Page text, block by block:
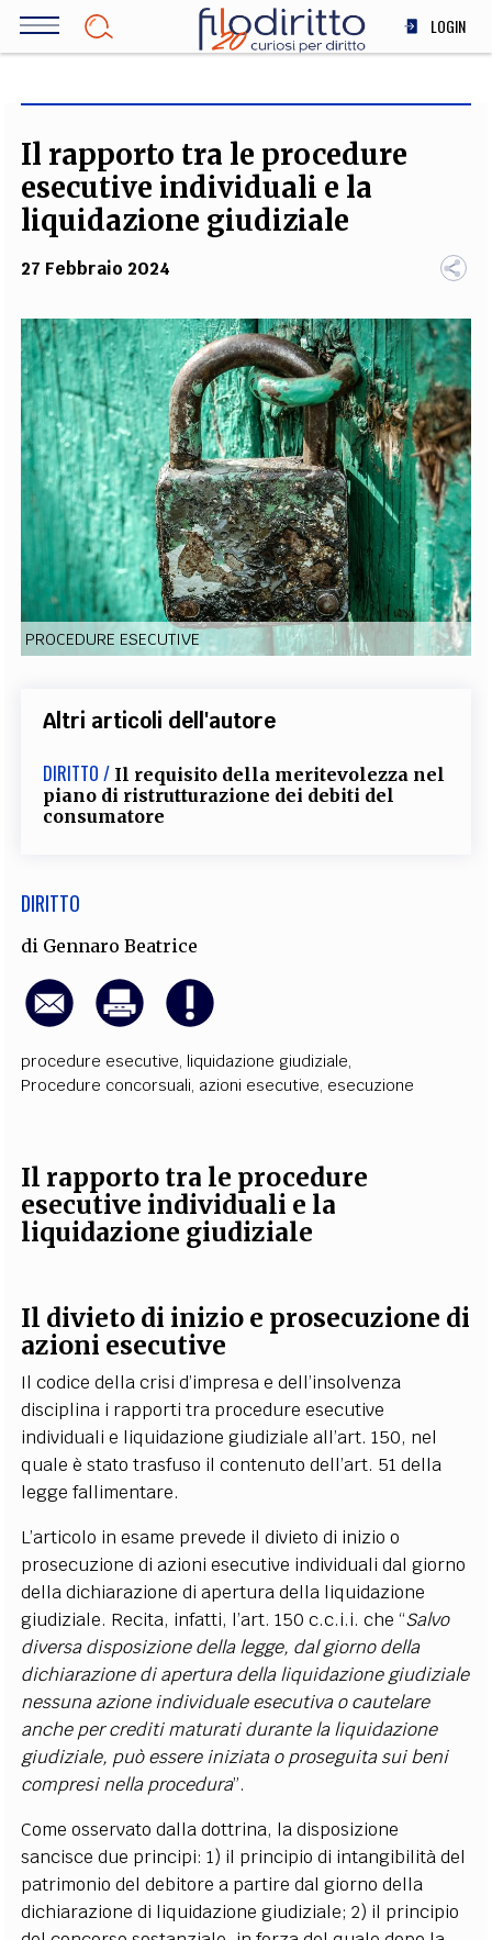
Salta
LOGIN
SOCIETÀ
MEDICINA
SCIENZA
STORIA E FILOSOFIA
TEAM
FILODIRITTO REDAZIONE COMITATO SCIENTIFICO AUTORI CURATORI
FOTOGRAFI PARTNER COLLABORA CON NOI
EXTRA
CODICI RUBRICHE LIBRI PROCEEDINGS PUBBLICITÀ CONTATTI
SOCIAL MEDIA
Il rapporto tra le procedure
esecutive individuali e la
liquidazione giudiziale
27 Febbraio 2024
PROCEDURE ESECUTIVE
Altri articoli dell'autore
DIRITTO / Il requisito della meritevolezza nel
piano di ristrutturazione dei debiti del
consumatore
DIRITTO
di Gennaro Beatrice
procedure esecutive, liquidazione giudiziale,
Procedure concorsuali, azioni esecutive, esecuzione
Il rapporto tra le procedure
esecutive individuali e la
liquidazione giudiziale
Il divieto di inizio e prosecuzione di
azioni esecutive
Il codice della crisi d’impresa e dell’insolvenza
disciplina i rapporti tra procedure esecutive
individuali e liquidazione giudiziale all’art. 150, nel
quale è stato trasfuso il contenuto dell’art. 51 della
legge fallimentare.
L’articolo in esame prevede il divieto di inizio o
prosecuzione di azioni esecutive individuali dal giorno
della dichiarazione di apertura della liquidazione
giudiziale. Recita, infatti, l’art. 150 c.c.i.i. che “Salvo
diversa disposizione della legge, dal giorno della
dichiarazione di apertura della liquidazione giudiziale
nessuna azione individuale esecutiva o cautelare
anche per crediti maturati durante la liquidazione
giudiziale, può essere iniziata o proseguita sui beni
compresi nella procedura”.
Come osservato dalla dottrina, la disposizione
sancisce due principi: 1) il principio di intangibilità del
patrimonio del debitore a partire dal giorno della
dichiarazione di liquidazione giudiziale; 2) il principio